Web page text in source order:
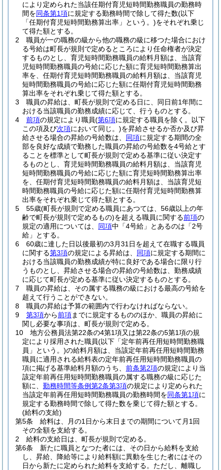
により定められた当該任期付育児短時間勤務職員の勤務時
間を同条第1項に規定する勤務時間で除して得た数(以下
「任期付育児短時間勤務算出率」という。)をそれぞれ乗じ
て得た額とする。
2
職員が一の職務の級から他の職務の級に移つた場合におけ
る号給は町長が規則で定めるところにより任命権者が決定
するものとし、育児短時間勤務職員の給料月額は、当該育
児短時間勤務職員の号給に応じた額に育児短時間勤務算出
率を、任期付育児短時間勤務職員の給料月額は、当該育児
短時間勤務職員の号給に応じた額に任期付育児短時間勤務
算出率をそれぞれ乗じて得た額とする。
3
職員の昇給は、町長が規則で定める日に、同日前1年間に
おける当該職員の勤務成績に応じて、行うものとする。
4
前項の規定により職員(第6項に規定する職員を除く。以下
この項及び次項において同じ。)を昇給させるか否か及び昇
給させる場合の昇給の号給数は、 同項に規定する期間の全
部を良好な成績で勤務した職員の昇給の号給数を4号給とす
ることを標準として町長が規則で定める基準に従い決定す
るものとし、育児短時間勤務職員の給料月額は、当該育児
短時間勤務職員の号給に応じた額に育児短時間勤務算出率
を、任期付育児短時間勤務職員の給料月額は、当該育児短
時間勤務職員の号給に応じた額に任期付育児短時間勤務算
出率をそれぞれ乗じて得た額とする。
5
55歳(町長が規則で定める職員にあつては、56歳以上の年
齢で町長が規則で定めるもの)を超える職員に関する前項の
規定の適用については、 同項中「4号給」とあるのは「2号
給」とする。
6
60歳に達した日以後最初の3月31日を超えて在職する職員
に関する第3項の規定による昇給は、 同項に規定する期間に
おける当該職員の勤務成績が特に良好である場合に限り行
うものとし、昇給させる場合の昇給の号給数は、勤務成績
に応じて町長が定める基準に従い決定するものとする。
7
職員の昇給は、その属する職務の級における最高の号給を
超えて行うことができない。
8
職員の昇給は予算の範囲内で行わなければならない。
9
第3項から前項までに規定するもののほか、職員の昇給に
関し必要な事項は、町長が規則で定める。
10
地方公務員法第22条の4第1項又は第22条の5第1項の規
定により採用された職員(以下「定年前再任用短時間勤務職
員」という。)の給料月額は、当該定年前再任用短時間勤務
職員に適用される給料表の定年前再任用短時間勤務職員の
項に掲げる基準給料月額のうち、 前条第2項の規定により当
該定年前再任用短時間勤務職員の属する職務の級に応じた
額に、 勤務時間等条例第2条第3項の規定により定められた
当該定年前再任用短時間勤務職員の勤務時間を同条第1項に
規定する勤務時間で除して得た数を乗じて得た額とする。
(給料の支給)
第5条
給料は、月の1日から末日までの期間について月1回
その全額を支給する。
2
給料の支給日は、町長が規則で定める。
第6条
新たに職員となつた者には、その日から給料を支給
し、昇給、降給等により給料額に異動を生じた者にはその
日から新たに定められた給料を支給する。 ただし、離職し